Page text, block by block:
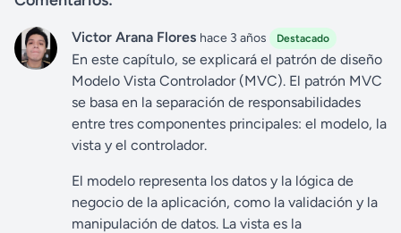
Victor Arana Flores hace 3 años Destacado
En este capítulo, se explicará el patrón de diseño
Modelo Vista Controlador (MVC). El patrón MVC
se basa en la separación de responsabilidades
entre tres componentes principales: el modelo, la
vista y el controlador.
El modelo representa los datos y la lógica de
negocio de la aplicación, como la validación y la
manipulación de datos. La vista es la